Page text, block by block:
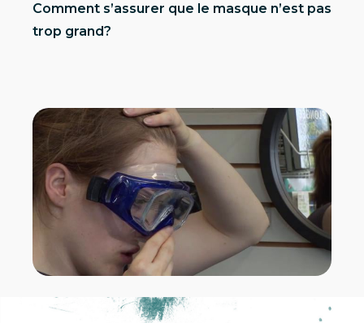
Comment s’assurer que le masque n’est pas
trop grand?